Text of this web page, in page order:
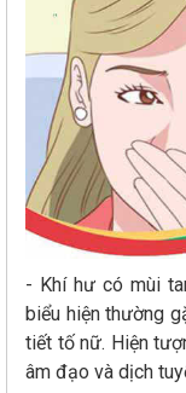
- Khí hư có mùi
biểu hiện thường
tiết tố nữ. Hiện
âm đạo và dịch